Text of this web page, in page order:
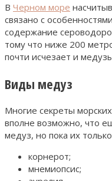
В Черном море
связано с
содержание
тому что ниже 200
почти исчезает и
Виды медуз
Многие секреты
вполне возможно, что
медуз, но пока их
корнерот;
мнемиопсис;